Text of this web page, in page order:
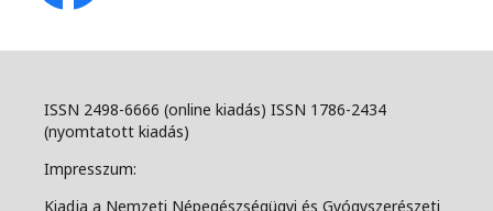
ISSN 2498-6666 (online kiadás) ISSN 1786-2434
(nyomtatott kiadás)
Impresszum:
Kiadja a Nemzeti Népegészségügyi és Gyógyszerészeti